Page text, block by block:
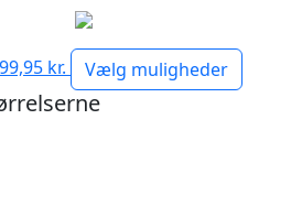
kr. Prisinterval:
12.999,95 kr.
til
Vælg muligheder